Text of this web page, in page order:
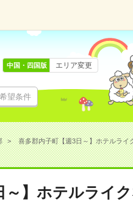
望条件
中国・四国版 エリア変更
喜多郡内子町【週3日～】ホテルライ
～】ホテルライ